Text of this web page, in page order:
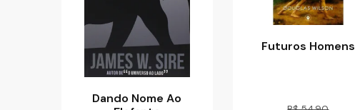
Dando Nome Ao
Futuros Homens